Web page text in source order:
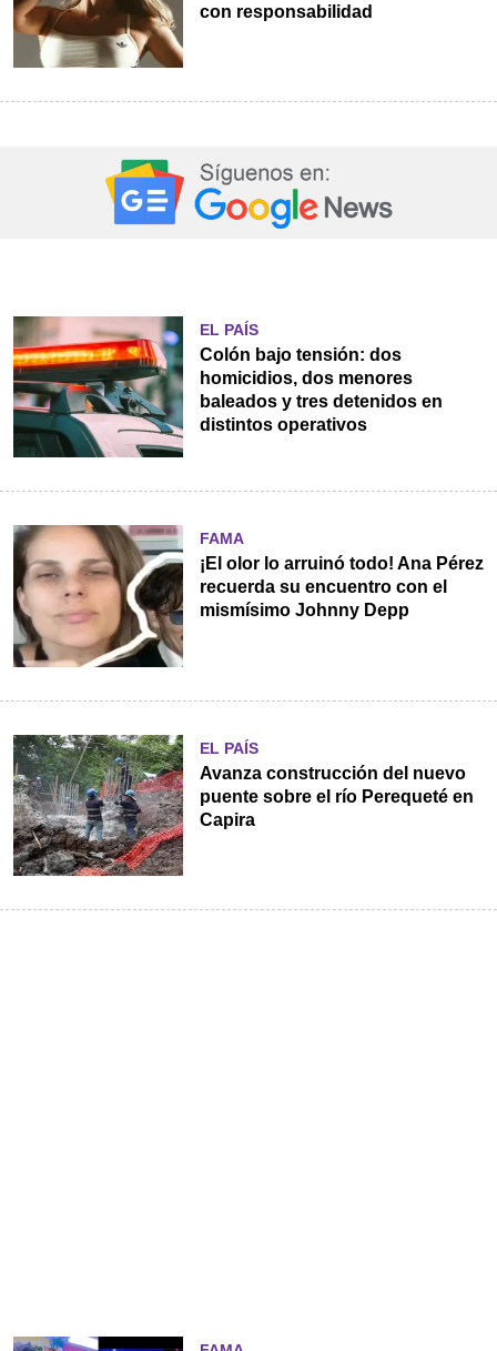
con responsabilidad
EL PAÍS
Colón bajo tensión: dos
homicidios, dos menores
baleados y tres detenidos en
distintos operativos
FAMA
¡El olor lo arruinó todo! Ana Pérez
recuerda su encuentro con el
mismísimo Johnny Depp
EL PAÍS
Avanza construcción del nuevo
puente sobre el río Perequeté en
Capira